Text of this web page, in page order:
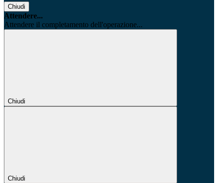
Chiudi
Attendere...
Attendere il completamento dell'operazione...
Chiudi
Chiudi